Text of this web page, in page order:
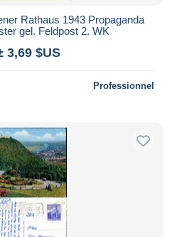
Rathaus 1943 Propaganda
gel. Feldpost 2. WK
3,69 $US
Professionnel